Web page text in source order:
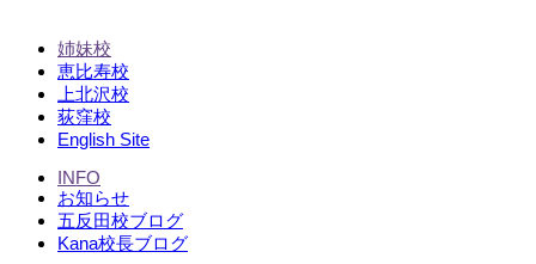
姉妹校
恵比寿校
上北沢校
荻窪校
English Site
INFO
お知らせ
五反田校ブログ
Kana校長ブログ